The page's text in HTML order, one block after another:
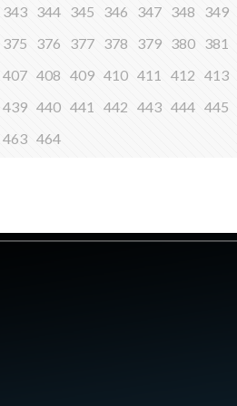
343 344 345 346 347 348 349
375
376 377 378 379 380 381
407 408 409 410 411 412 413
439 440 441 442 443 444 445
463 464